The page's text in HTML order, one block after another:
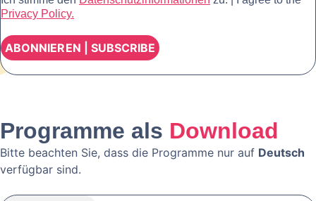
Privacy Policy.
Programme als Download
Bitte beachten Sie, dass die Programme nur auf Deutsch
verfügbar sind.